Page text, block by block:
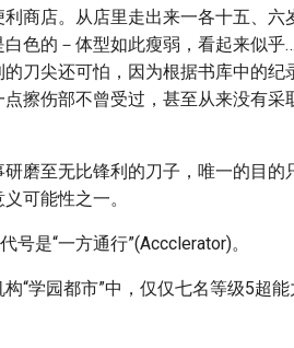
商店。从店里走出来一各十五、六
色的－体型如此瘦弱，看起来似乎
刀尖还可怕，因为根据书库中的纪
擦伤部不曾受过，甚至从来没有采
磨至无比锋利的刀子，唯一的目的
可能性之一。
号是“一方通行”(Accclerator)。
“学园都市”中，仅仅七名等级5超